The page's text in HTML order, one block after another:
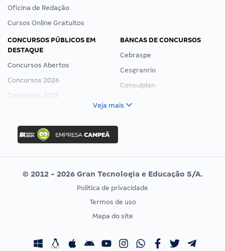
Oficina de Redação
Cursos Online Gratuitos
CONCURSOS PÚBLICOS EM
DESTAQUE
Concursos Abertos
Concursos 2026
Concursos 2025
Concurso Nacional Unificado
Concurso Ibama
Concurso MPU
Editais publicados
BANCAS DE CONCURSOS
Cebraspe
Cesgranrio
Consulplan
Vunesp
CONCURSOS POR PROFISSÃO
Concursos Fiscais
EXAME DE ORDEM
Calendário OAB
Veja mais
© 2012 - 2026 Gran Tecnologia e Educação S/A.
Política de privacidade
Termos de uso
Mapa do site